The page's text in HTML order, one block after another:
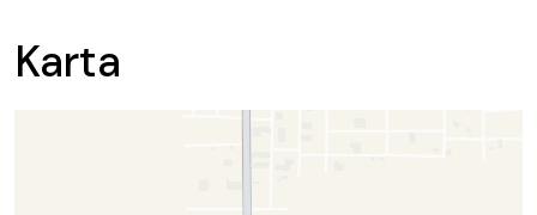
Karta